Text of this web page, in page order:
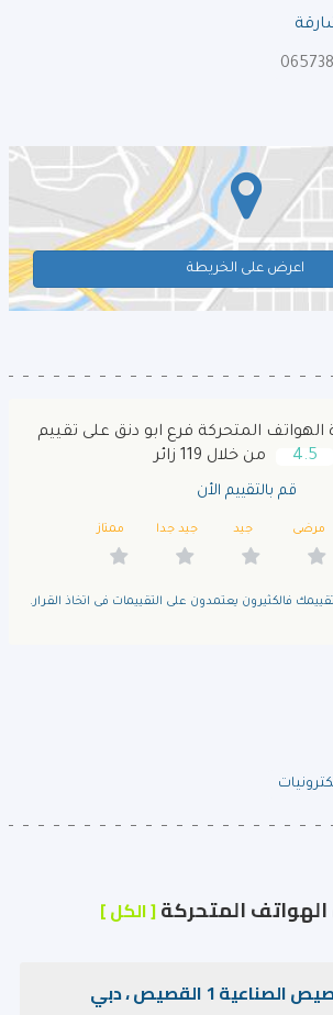
اعرض على الخريطة
الهواتف المتحركة فرع ابو دنق على تقييم
4.5
من خلال 119 زائر
قم بالتقييم الأن
مرضى جيد جيد جدا ممتاز
فالكثيرون يعتمدون على التقييمات فى اتخاذ القرار.
الهواتف المتحركة[ الكل ]
1 القصيص ، دبي